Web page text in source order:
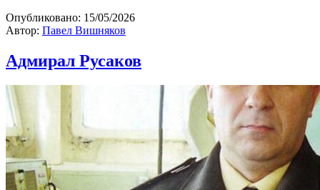
Опубликовано: 15/05/2026
Автор: Павел Вишняков
Адмирал Русаков